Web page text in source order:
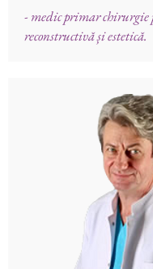
- medic primar chirurgie
reconstructivă și estetică.